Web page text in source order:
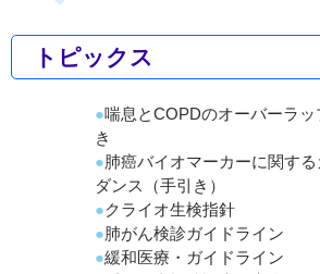
トピックス
喘息とCOPDのオーバーラッ
き
肺癌バイオマーカーに関す
ダンス（手引き）
クライオ生検指針
肺がん検診ガイドライン
緩和医療・ガイドライン